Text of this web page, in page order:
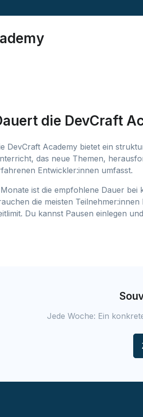
die DevCraft
DevCraft Academy bietet ein
das neue Themen,
Entwickler:innen umfasst.
ist die empfohlene Dauer bei
die meisten
Du kannst Pausen einlegen
Jede Woche: Ein